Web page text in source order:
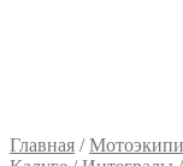
Главная /